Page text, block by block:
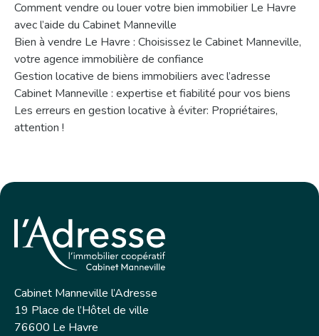
Comment vendre ou louer votre bien immobilier Le Havre
avec l’aide du Cabinet Manneville
Bien à vendre Le Havre : Choisissez le Cabinet Manneville,
votre agence immobilière de confiance
Gestion locative de biens immobiliers avec l’adresse
Cabinet Manneville : expertise et fiabilité pour vos biens
Les erreurs en gestion locative à éviter: Propriétaires,
attention !
Cabinet Manneville l’Adresse
19 Place de l’Hôtel de ville
76600 Le Havre